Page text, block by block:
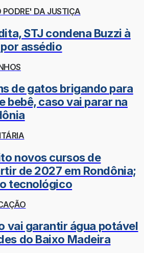
DA JUSTIÇA
STJ condena Buzzi à
assédio
de gatos brigando para
bebê, caso vai parar na
novos cursos de
de 2027 em Rondônia;
tecnológico
vai garantir água potável
do Baixo Madeira